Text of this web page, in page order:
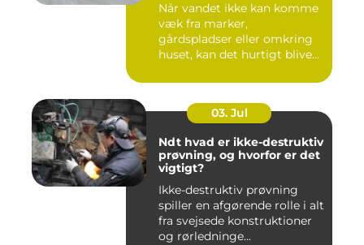
Når vandet ikke kan komme
væk fra marker,
gårdspladser eller omkring
huset, kan det hurtigt blive
03. Jul
Ndt hvad er ikke-destruktiv
prøvning, og hvorfor er det
vigtigt?
Ikke-destruktiv prøvning
spiller en afgørende rolle i alt
fra svejsede konstruktioner
og rørledninge...